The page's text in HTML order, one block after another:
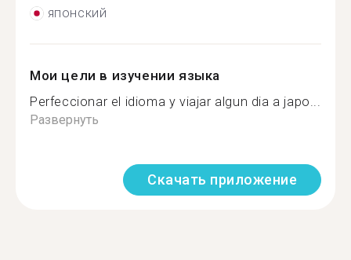
японский
Мои цели в изучении языка
Perfeccionar el idioma y viajar algun dia a japo...
Развернуть
Скачать приложение